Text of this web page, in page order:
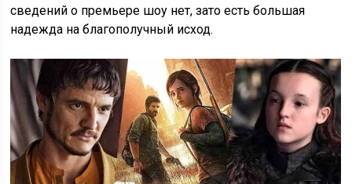
сведений о премьере шоу нет, зато есть большая
надежда на благополучный исход.